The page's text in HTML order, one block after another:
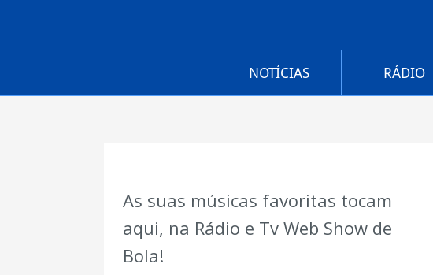
NOTÍCIAS RÁDIO
As suas músicas favoritas tocam
aqui, na Rádio e Tv Web Show de
Bola!